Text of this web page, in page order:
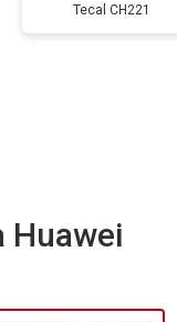
Tecal CH221
Huawei